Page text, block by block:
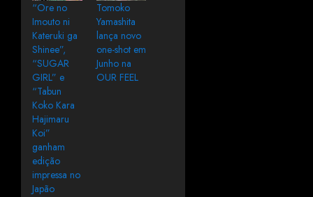
“Ore no
Imouto ni
Kateruki ga
Shinee”,
“SUGAR
GIRL” e
“Tabun
Koko Kara
Hajimaru
Koi”
ganham
edição
impressa no
Japão
Tomoko
Yamashita
lança novo
one-shot em
Junho na
OUR FEEL